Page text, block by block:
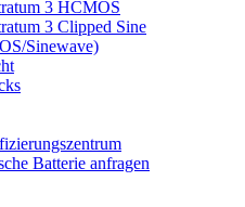
3 HCMOS
3 Clipped Sine
Sinewave)
Batterie anfragen